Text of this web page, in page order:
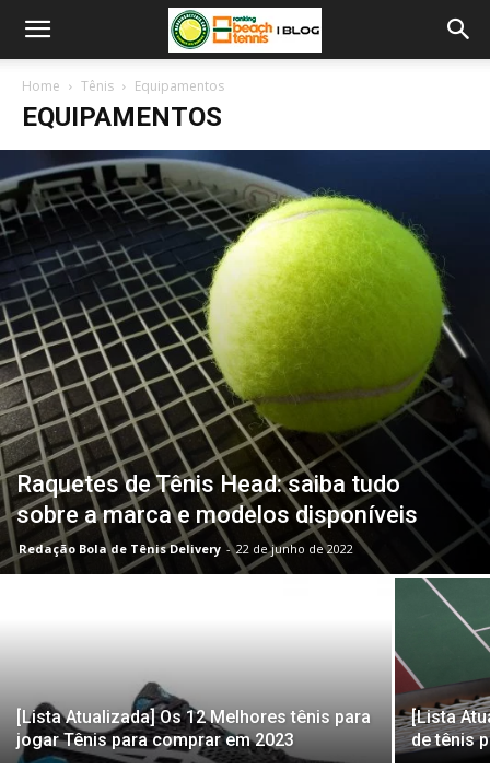
Home Tênis Equipamentos
EQUIPAMENTOS
Raquetes de Tênis Head: saiba tudo
sobre a marca e modelos disponíveis
Redação Bola de Tênis Delivery - 22 de junho de 2022
[Lista Atualizada] Os 12 Melhores tênis para
jogar Tênis para comprar em 2023
[Lista
de tênis